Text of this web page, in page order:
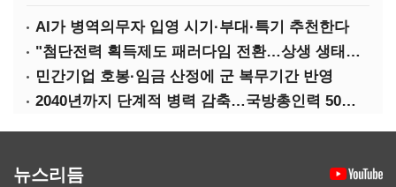
AI가 병역의무자 입영 시기·부대·특기 추천한다
"첨단전력 획득제도 패러다임 전환…상생 생태계 조성해 대체불가 K-방산 도약"
민간기업 호봉·임금 산정에 군 복무기간 반영
2040년까지 단계적 병력 감축…국방총인력 50만 목표 2차 국방개혁 착수
뉴스리듬